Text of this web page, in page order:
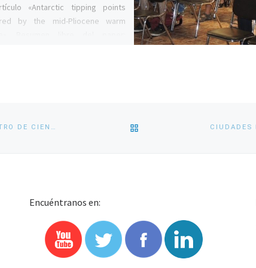
«Antarctic tipping points
by the mid-Pliocene warm
FACULTAD FUE SEDE DE ESCUELA DE VERANO 2023 DEL CENTRO DE CIENCIA DEL CLIMA Y LA RESILIENCIA
DE
Encuéntranos en: